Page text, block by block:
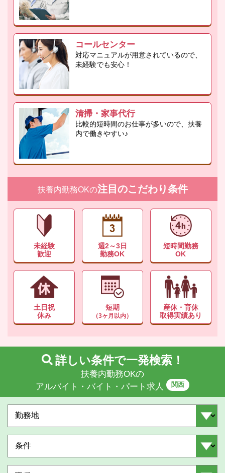
コールセンター
対応マニュアルが用意されているので、
未経験でも安心！
清掃・家事代行
比較的短時間のお仕事が多いので、扶養
内で働きやすい♪
扶養内勤務OKの注目のこだわり条件
未経験
歓迎
週2～3日
勤務OK
短時間勤務
OK
土日祝
休み
短期
（3ヶ月以内）
産休・育休
取得実績あり
詳しい条件で一発検索！
扶養内勤務OKの
アルバイト・バイト・パート求人
関西